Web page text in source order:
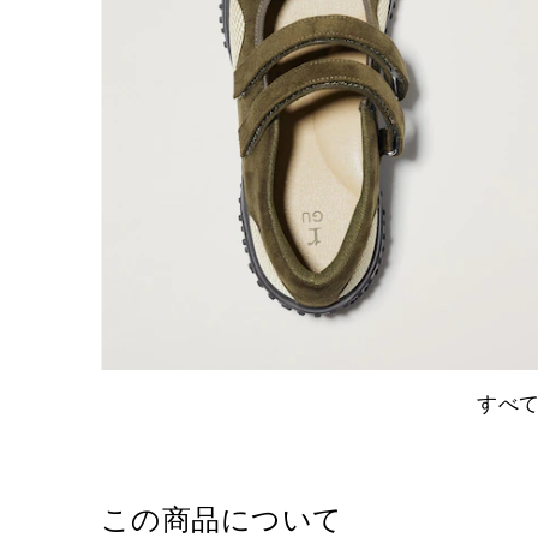
すべ
この商品について